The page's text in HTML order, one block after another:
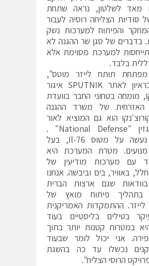
מאד לשלטון, נראה שתחת
סודיות הצליחה רוסיה לעבור
והפיתוח למערכות נשק
בדברים של סגן שר ההגנה לא
למערכת מסוימת אלא
בלבד.
מפתחת תותח לייזר מוטס",
מספר בראיון לאתר SPUTNIK איגור
מומחה בטחוני החבר בוועדת
האזרחית של משרד ההגנה
הוא גם המוציא לאור
של המגזין "National Defense" .
"הניסוי נעשה על מטוס Il-76, בעל
מטרת המערכת היא
עם מערכות מודיעין של
באוויר, בים וביבשה. אנחנו
בוודאות שגם ארצות הברית
בתהליך פיתוח מואץ של
ההתמקדות האמריקנית
בטילים בליסטיים בעוד
במטרות קטנות יותר בתוך
אני יכול לומר שבעוד
נכשלו עד כה בהשגת
הרוסי הצליח".